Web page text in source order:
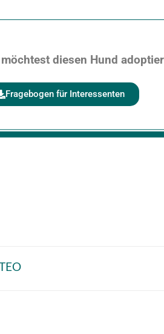
möchtest diesen Hund
Fragebogen für Interessenten
TEO